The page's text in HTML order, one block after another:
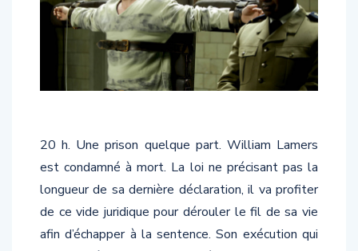
20 h. Une prison quelque part. William Lamers
est condamné à mort. La loi ne précisant pas la
longueur de sa dernière déclaration, il va profiter
de ce vide juridique pour dérouler le fil de sa vie
afin d’échapper à la sentence. Son exécution qui